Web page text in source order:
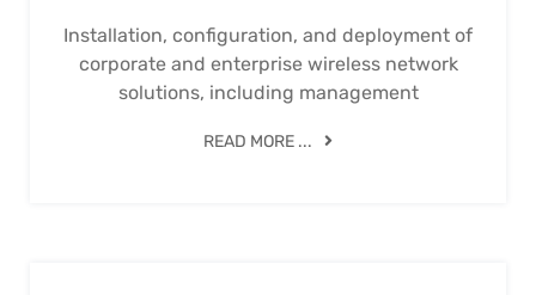
Installation, configuration, and deployment of
corporate and enterprise wireless network
solutions, including management
READ MORE ...